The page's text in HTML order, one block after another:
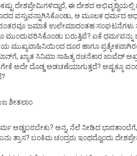
ದೇಶಪ್ರೇಮಿಗಳಿದ್ದಾರೆ, ಈ ದೇಶದ
ವಸ್ತುವನ್ನಾಗಿಸಿಕೊಂಡು, ಆ ಮೂಲಕ ಧರ್ಮದ
ನಂತರವೂ ಜಮಾತೆ ಉಲೇಮಾದಂತಹ ಸಂಘಟನೆಗಳು
ಬರುತ್ತಿವೆ? ಏಕೆ ಧರ್ಮವನ್ನು
ಮುಖ್ಯವಾಹಿನಿಯಿಂದ ದೂರ ಹಾಗೂ
ಖ್ಯಾತ ಸಿನಿಮಾ ಸಾಹಿತ್ಯ ರಚನೆಕಾರ ಜಾವೆದ್
ಅದೇ ದೊಡ್ಡ ಅಡಚಣೆಯಾಗುತ್ತದೆ? ಅಷ್ಟಕ್ಕೂ
ಶೀತಲಾಂ
ಅಡ್ಡಬರಬೇಕು? ಅನ್ನ, ನೆಲೆ ನೀಡಿದ
ತ್ರಾಸ? ಬಂಕಿಮ ಚಂದ್ರರು ಇಂಥದ್ದೊಂದು